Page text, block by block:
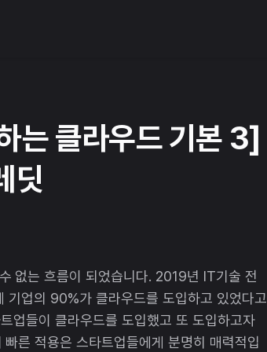
는 클라우드 기본 3]
딧
없는 흐름이 되었습니다. 2019년 IT기술 전
업의 90%가 클라우드를 도입하고 있었다고
업들이 클라우드를 도입했고 또 도입하고자
른 적용은 스타트업들에게 분명히 매력적입